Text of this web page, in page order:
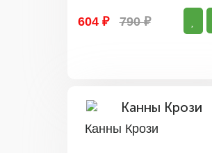
604 ₽ 790 ₽
Канны Крози